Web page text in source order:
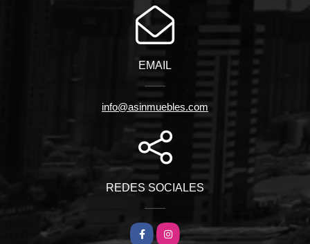
EMAIL
info@asinmuebles.com
REDES SOCIALES
FacebookInstagram